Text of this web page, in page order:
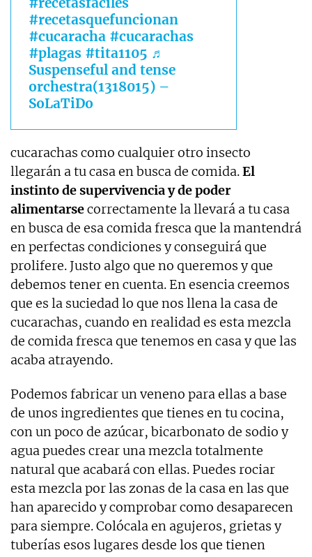
#recetasquefuncionan
#cucaracha #cucarachas
#plagas #tita1105 ♬
Suspenseful and tense
orchestra(1318015) –
SoLaTiDo
cucarachas como cualquier otro insecto
llegarán a tu casa en busca de comida.El
instinto de supervivencia y de poder
alimentarsecorrectamente la llevará a tu casa
en busca de esa comida fresca que la mantendrá
en perfectas condiciones y conseguirá que
prolifere. Justo algo que no queremos y que
debemos tener en cuenta. En esencia creemos
que es la suciedad lo que nos llena la casa de
cucarachas, cuando en realidad es esta mezcla
de comida fresca que tenemos en casa y que las
acaba atrayendo.
Podemos fabricar un veneno para ellas a base
de unos ingredientes que tienes en tu cocina,
con un poco de azúcar, bicarbonato de sodio y
agua puedes crear una mezcla totalmente
natural que acabará con ellas. Puedes rociar
esta mezcla por las zonas de la casa en las que
han aparecido y comprobar como desaparecen
para siempre. Colócala en agujeros, grietas y
tuberías esos lugares desde los que tienen